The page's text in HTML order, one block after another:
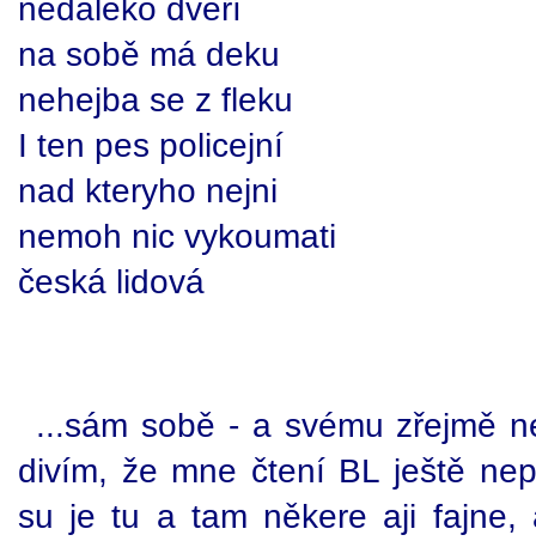
nedaleko dveří
na sobě má deku
nehejba se z fleku
I ten pes policejní
nad kteryho nejni
nemoh nic vykoumati
česká lidová
...sám sobě - a svému zřejmě
divím, že mne čtení BL ještě
su je tu a tam někere aji